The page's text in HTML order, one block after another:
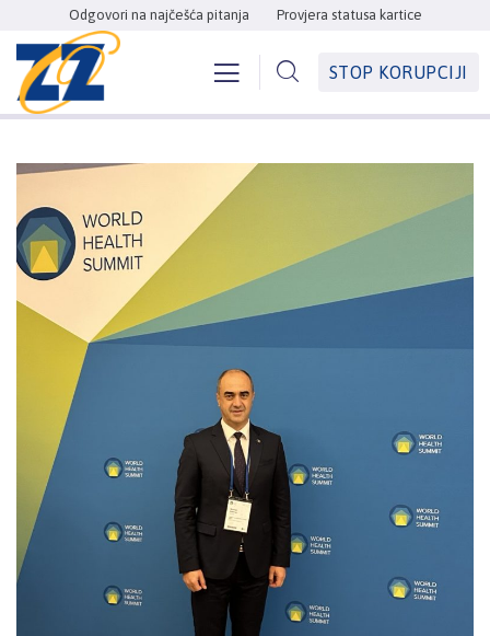
Odgovori na najčešća pitanja Provjera statusa kartice
STOP KORUPCIJI